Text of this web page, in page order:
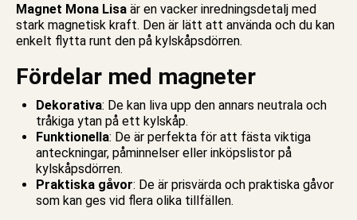
Magnet Mona Lisa är en vacker inredningsdetalj med
stark magnetisk kraft. Den är lätt att använda och du kan
enkelt flytta runt den på kylskåpsdörren.
Fördelar med magneter
Dekorativa: De kan liva upp den annars neutrala och
tråkiga ytan på ett kylskåp.
Funktionella: De är perfekta för att fästa viktiga
anteckningar, påminnelser eller inköpslistor på
kylskåpsdörren.
Praktiska gåvor: De är prisvärda och praktiska gåvor
som kan ges vid flera olika tillfällen.